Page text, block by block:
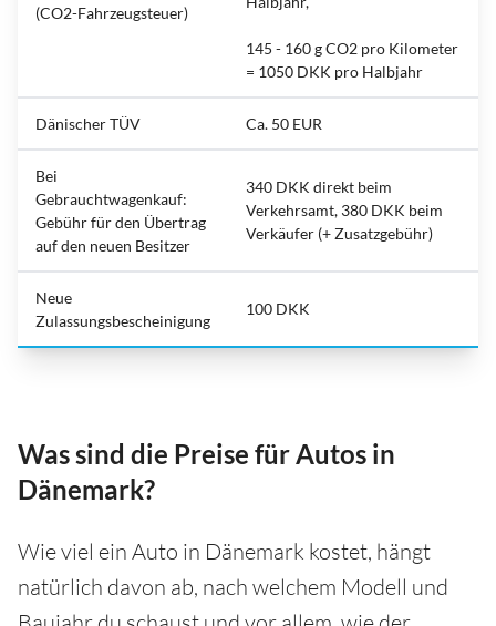
(CO2-Fahrzeugsteuer)
145 - 160 g CO2 pro Kilometer
= 1050 DKK pro Halbjahr
Dänischer TÜV Ca. 50 EUR
Bei
Gebrauchtwagenkauf:
Gebühr für den Übertrag
auf den neuen Besitzer
340 DKK direkt beim
Verkehrsamt, 380 DKK beim
Verkäufer (+ Zusatzgebühr)
Neue
Zulassungsbescheinigung
100 DKK
Was sind die Preise für Autos in
Dänemark?
Wie viel ein Auto in Dänemark kostet, hängt
natürlich davon ab, nach welchem Modell und